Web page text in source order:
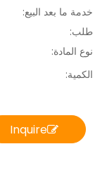
خدمة ما بعد البيع:
طلب:
نوع المادة:
الكمية:
Inquire